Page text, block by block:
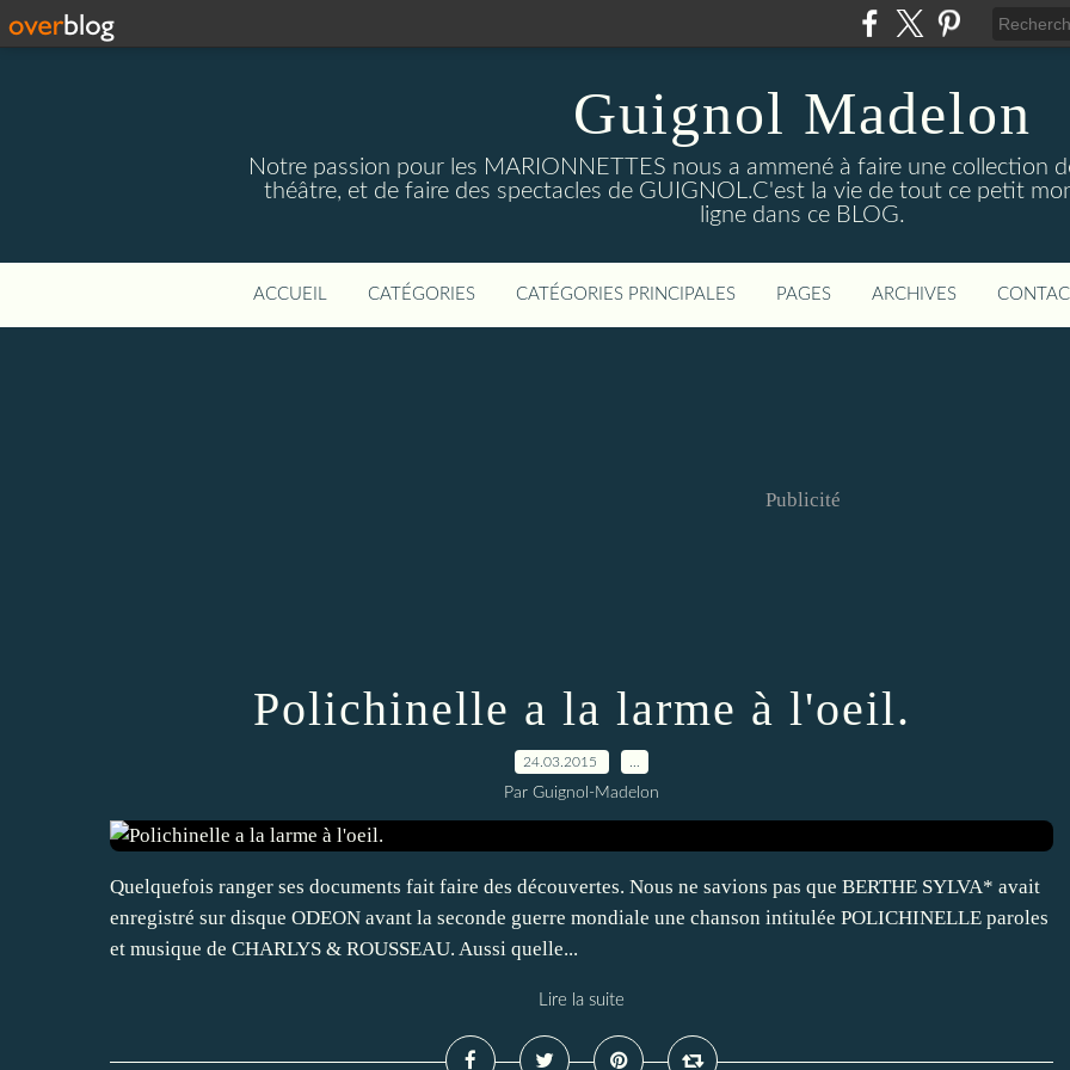
Guignol Madelon
Notre passion pour les MARIONNETTES nous a ammené à faire une collection
théâtre, et de faire des spectacles de GUIGNOL.C'est la vie de tout ce petit
ligne dans ce BLOG.
ACCUEIL CATÉGORIES CATÉGORIES PRINCIPALES PAGES ARCHIVES
Publicité
Polichinelle a la larme à l'oeil.
24.03.2015
Par Guignol-Madelon
Quelquefois ranger ses documents fait faire des découvertes. Nous ne savions pas que BERTHE SYLVA* avait
enregistré sur disque ODEON avant la seconde guerre mondiale une chanson intitulée POLICHINELLE paroles
et musique de CHARLYS & ROUSSEAU. Aussi quelle...
Lire la suite